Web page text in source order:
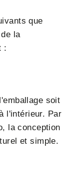
que
la
:
soit
l'intérieur. Par
la conception
et simple.